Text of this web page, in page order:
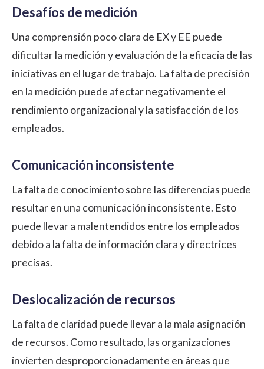
Desafíos de medición
Una comprensión poco clara de EX y EE puede
dificultar la medición y evaluación de la eficacia de las
iniciativas en el lugar de trabajo. La falta de precisión
en la medición puede afectar negativamente el
rendimiento organizacional y la satisfacción de los
empleados.
Comunicación inconsistente
La falta de conocimiento sobre las diferencias puede
resultar en una comunicación inconsistente. Esto
puede llevar a malentendidos entre los empleados
debido a la falta de información clara y directrices
precisas.
Deslocalización de recursos
La falta de claridad puede llevar a la mala asignación
de recursos. Como resultado, las organizaciones
invierten desproporcionadamente en áreas que